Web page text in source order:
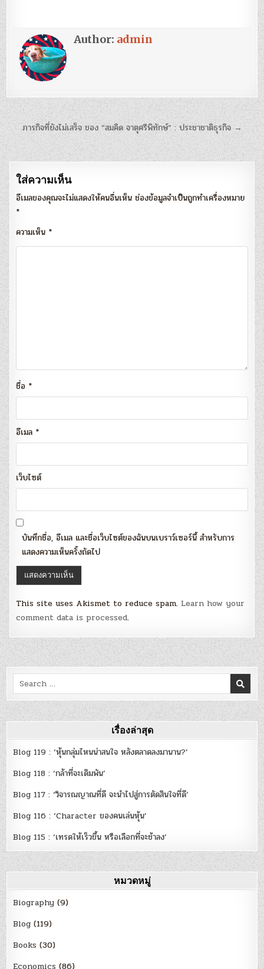
Author: admin
แนะแนว
เรื่อง
ภารกิจที่ยังไม่เสร็จ ของ “สมคิด จาตุศรีพิทักษ์” : ประชาชาติธุรกิจ →
ใส่ความเห็น
อีเมลของคุณจะไม่แสดงให้คนอื่นเห็น ช่องข้อมูลจำเป็นถูกทำเครื่องหมาย
*
ความเห็น *
ชื่อ *
อีเมล *
เว็บไซต์
บันทึกชื่อ, อีเมล และชื่อเว็บไซต์ของฉันบนเบราว์เซอร์นี้ สำหรับการ
แสดงความเห็นครั้งถัดไป
This site uses Akismet to reduce spam. Learn how your
comment data is processed.
Search
for:
เรื่องล่าสุด
Blog 119 : ‘หุ้นกลุ่มไหนน่าสนใจ หลังตลาดลงมานาน?’
Blog 118 : ‘กล้าที่จะเดิมพัน’
Blog 117 : ‘วิจารณญาณที่ดี จะนำไปสู่การตัดสินใจที่ดี’
Blog 116 : ‘Character ของคนเล่นหุ้น’
Blog 115 : ‘เทรดให้เร็วขึ้น หรือเลือกที่จะช้าลง’
หมวดหมู่
Biography (9)
Blog (119)
Books (30)
Economics (86)